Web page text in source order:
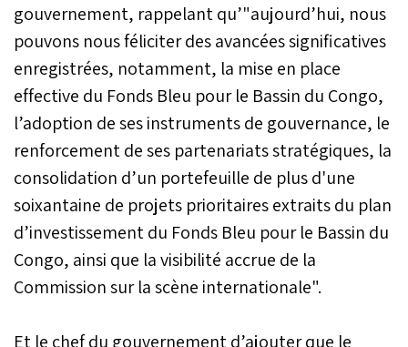
mobilisation africaine face
aux défis du changement
climatique.
gouvernement, rappelant qu’"aujourd’hui, nous
pouvons nous féliciter des avancées significatives
enregistrées, notamment, la mise en place
effective du Fonds Bleu pour le Bassin du Congo,
l’adoption de ses instruments de gouvernance, le
renforcement de ses partenariats stratégiques, la
consolidation d’un portefeuille de plus d'une
soixantaine de projets prioritaires extraits du plan
d’investissement du Fonds Bleu pour le Bassin du
Congo, ainsi que la visibilité accrue de la
Commission sur la scène internationale".
Et le chef du gouvernement d’ajouter que le